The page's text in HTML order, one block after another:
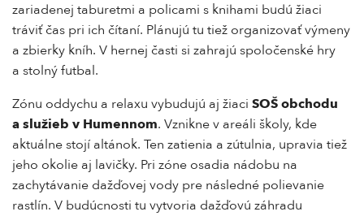
zariadenej taburetmi a policami s knihami budú žiaci
tráviť čas pri ich čítaní. Plánujú tu tiež organizovať výmeny
a zbierky kníh. V hernej časti si zahrajú spoločenské hry
a stolný futbal.
Zónu oddychu a relaxu vybudujú aj žiaci SOŠ obchodu
a služieb v Humennom. Vznikne v areáli školy, kde
aktuálne stojí altánok. Ten zatienia a zútulnia, upravia tiež
jeho okolie aj lavičky. Pri zóne osadia nádobu na
zachytávanie dažďovej vody pre následné polievanie
rastlín. V budúcnosti tu vytvoria dažďovú záhradu